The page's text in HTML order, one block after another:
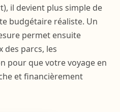
il devient plus simple de
budgétaire réaliste. Un
permet ensuite
des parcs, les
pour que votre voyage en
et financièrement